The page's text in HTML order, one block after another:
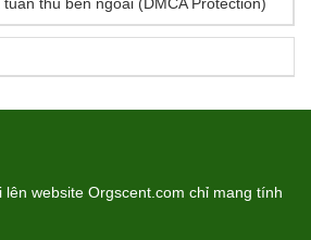
website Orgscent.com chỉ mang tính